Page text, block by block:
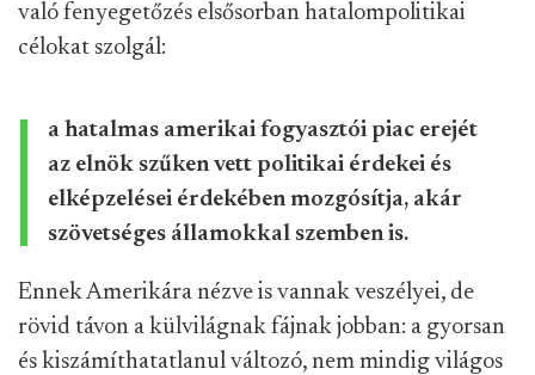
való fenyegetőzés elsősorban hatalompolitikai
célokat szolgál:
a hatalmas amerikai fogyasztói piac erejét
az elnök szűken vett politikai érdekei és
elképzelései érdekében mozgósítja, akár
szövetséges államokkal szemben is.
Ennek Amerikára nézve is vannak veszélyei, de
rövid távon a külvilágnak fájnak jobban: a gyorsan
és kiszámíthatatlanul változó, nem mindig világos